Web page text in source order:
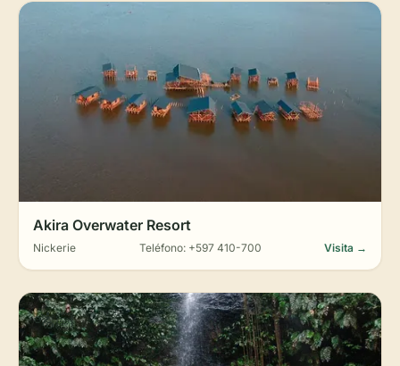
Akira Overwater Resort
Nickerie Teléfono: +597 410-700 Visita →
🚵🏻